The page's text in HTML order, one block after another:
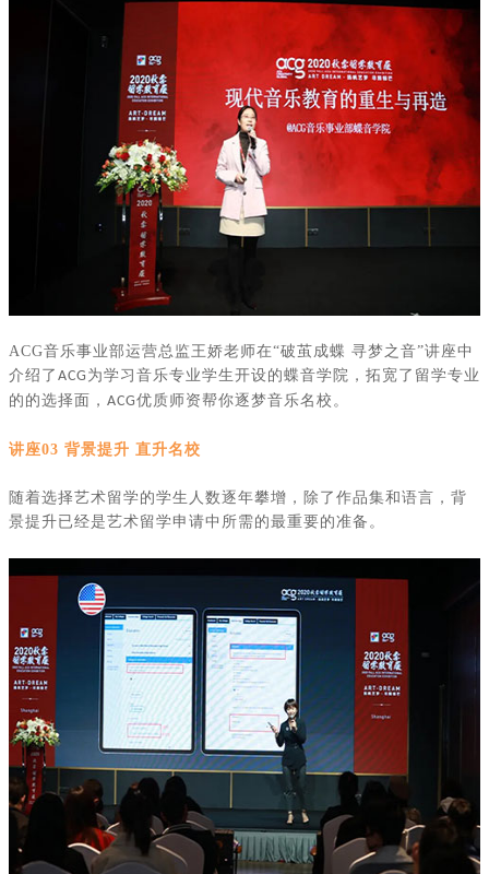
ACG音乐事业部运营总监王娇老师在“破茧成蝶 寻梦之音”讲座中
介绍了 ACG 为学习音乐专业学生开设的蝶音学院，拓宽了留学专业
的的选择面， ACG优质师资帮你逐梦音乐名校。
讲座03 背景提升 直升名校
随着选择艺术留学的学生人数逐年攀增，除了作品集和语言，背
景提升已经是艺术留学申请中所需的最重要的准备。